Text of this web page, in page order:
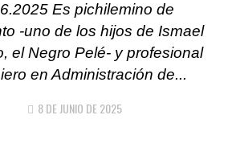
Es pichilemino de
-uno de los hijos de Ismael
el Negro Pelé- y profesional
en Administración de...
8 DE JUNIO DE 2025